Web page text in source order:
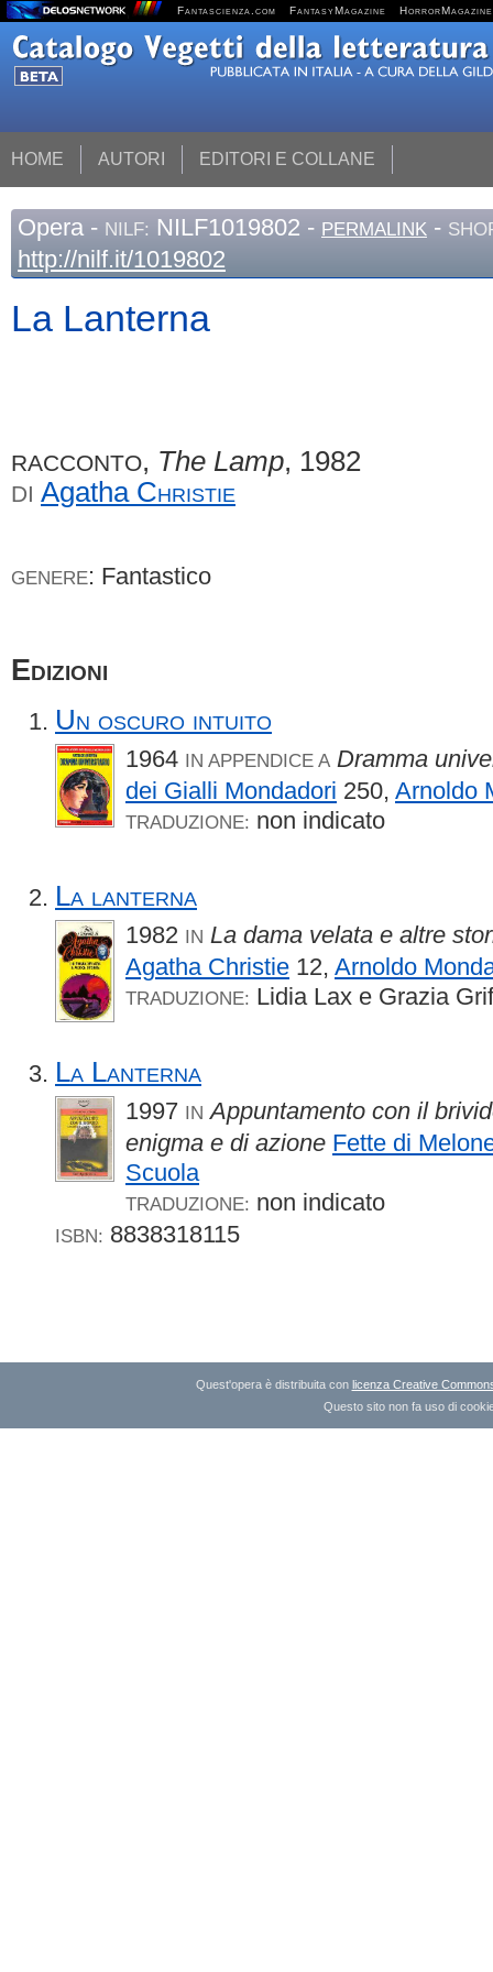
Fantascienza.com FantasyMagazine HorrorMagazine
HOME AUTORI EDITORI E COLLANE
Opera - NILF: NILF1019802 - PERMALINK -
http://nilf.it/1019802
La Lanterna
RACCONTO, The Lamp, 1982
DI Agatha Christie
GENERE: Fantastico
Edizioni
Un oscuro intuito
1964 IN APPENDICE A Dramma
dei Gialli Mondadori 250, Arnoldo
TRADUZIONE: non indicato
La lanterna
1982 IN La dama velata e altre
Agatha Christie 12, Arnoldo
TRADUZIONE: Lidia Lax e Grazia
La Lanterna
1997 IN Appuntamento con il
enigma e di azione Fette di
Scuola
TRADUZIONE: non indicato
ISBN: 8838318115
Quest'opera è distribuita con licenza Creative
Questo sito non fa uso di